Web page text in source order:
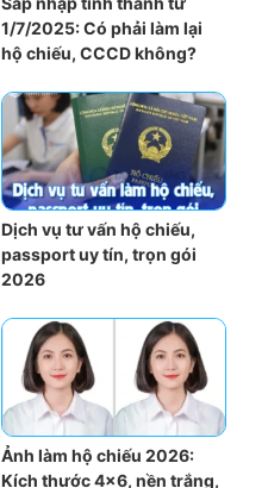
1/7/2025: Có phải làm lại
hộ chiếu, CCCD không?
Dịch vụ tư vấn hộ chiếu,
passport uy tín, trọn gói
2026
Ảnh làm hộ chiếu 2026:
Kích thước 4×6, nền trắng,